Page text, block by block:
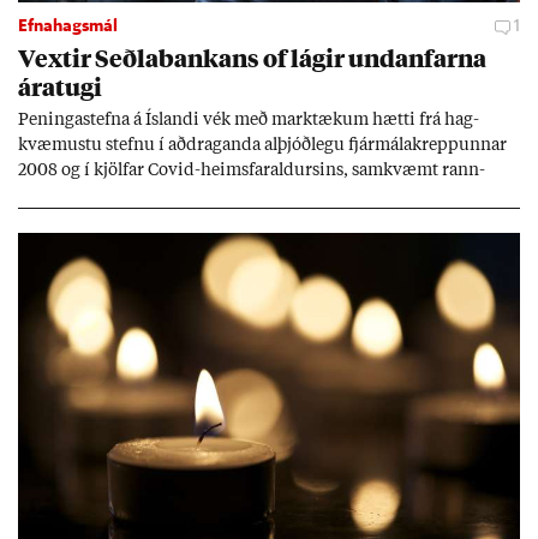
Efnahagsmál 1
Vext­ir Seðla­bank­ans of lág­ir und­an­farna
ára­tugi
Pen­inga­stefna á Ís­landi vék með mark­tæk­um hætti frá hag­
kvæm­ustu stefnu í að­drag­anda al­þjóð­legu fjár­málakrepp­unn­ar
2008 og í kjöl­far Covid-heims­far­ald­urs­ins, sam­kvæmt rann­